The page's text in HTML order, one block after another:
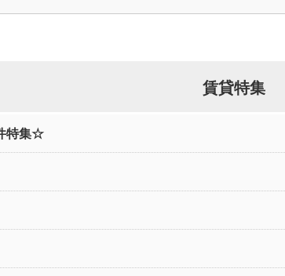
賃貸特集
特集☆